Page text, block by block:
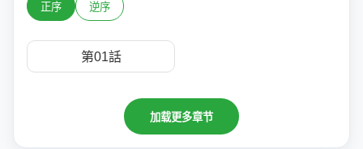
正序 逆序
第01話
加载更多章节